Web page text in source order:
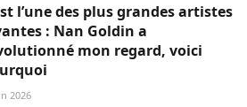
l’une des plus grandes artistes
: Nan Goldin a
mon regard, voici
2026